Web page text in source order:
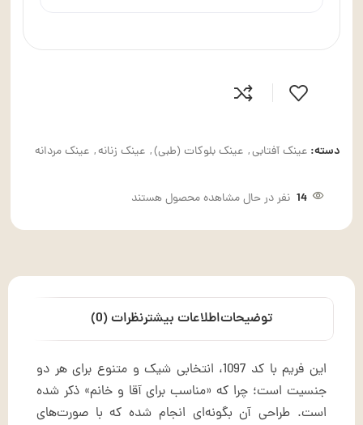
دسته: عینک آفتابی, عینک بلوکات (طبی), عینک زنانه, عینک مردانه
14 نفر در حال مشاهده محصول هستند
توضیحاتاطلاعات بیشترنظرات (0)
این فریم با کد 1097، انتخابی شیک و متنوع برای هر دو
جنسیت است؛ چرا که «مناسب برای آقا و خانم» ذکر شده
است. طراحی آن بگونه‌ای انجام شده که با صورت‌های